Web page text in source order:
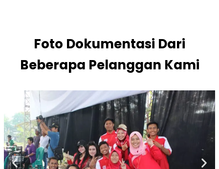
Foto Dokumentasi Dari
Beberapa Pelanggan Kami